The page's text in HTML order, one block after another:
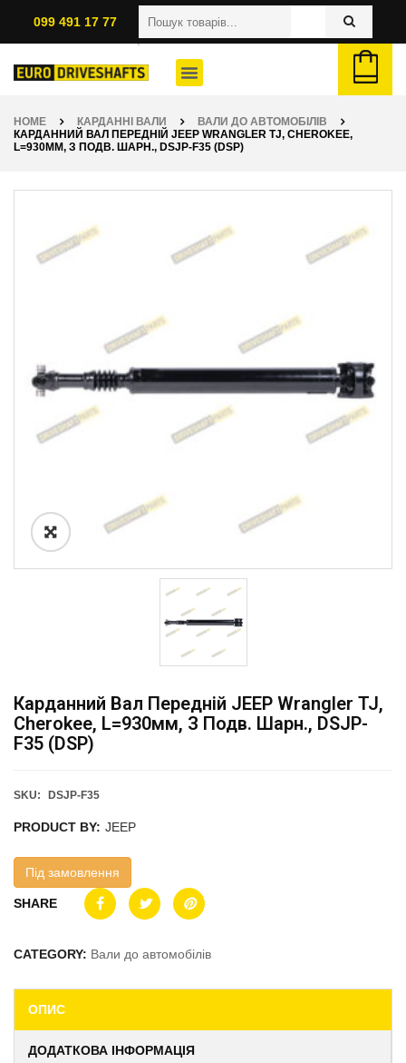
099 491 17 77
HOME КАРДАННІ ВАЛИ
ВАЛИ ДО АВТОМОБІЛІВ
КАРДАННИЙ ВАЛ ПЕРЕДНІЙ JEEP WRANGLER TJ, CHEROKEE,
L=930ММ, З ПОДВ. ШАРН., DSJP-F35 (DSP)
Карданний Вал Передній JEEP Wrangler TJ,
Cherokee, L=930мм, З Подв. Шарн., DSJP-
F35 (DSP)
SKU: DSJP-F35
PRODUCT BY: JEEP
Під замовлення
SHARE
CATEGORY: Вали до автомобілів
ОПИС
ДОДАТКОВА ІНФОРМАЦІЯ